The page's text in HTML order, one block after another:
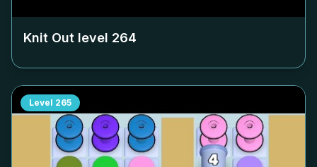
Knit Out level 264
Level 265